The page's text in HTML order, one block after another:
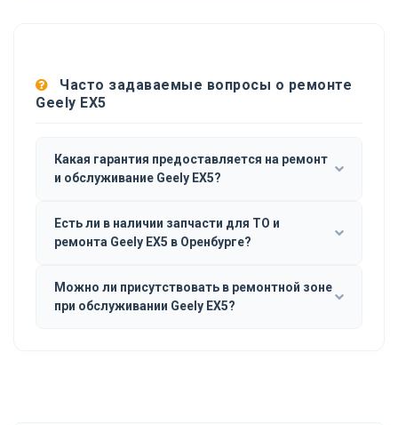
Часто задаваемые вопросы о ремонте
Geely EX5
Какая гарантия предоставляется на ремонт
и обслуживание Geely EX5?
Есть ли в наличии запчасти для ТО и
ремонта Geely EX5 в Оренбурге?
Можно ли присутствовать в ремонтной зоне
при обслуживании Geely EX5?